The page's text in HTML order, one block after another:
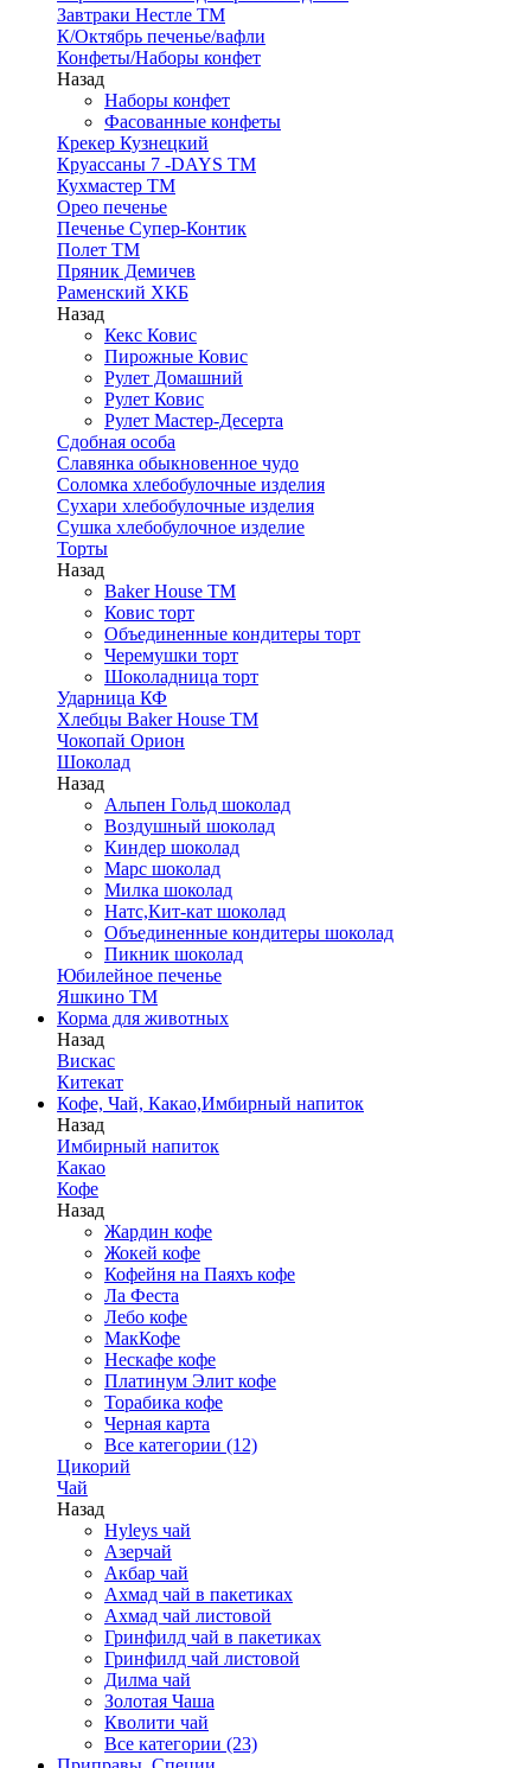
Завтраки Нестле ТМ
К/Октябрь печенье/вафли
Конфеты/Наборы конфет
Назад
Наборы конфет
Фасованные конфеты
Крекер Кузнецкий
Круассаны 7 -DAYS ТМ
Кухмастер ТМ
Орео печенье
Печенье Супер-Контик
Полет ТМ
Пряник Демичев
Раменский ХКБ
Назад
Кекс Ковис
Пирожные Ковис
Рулет Домашний
Рулет Ковис
Рулет Мастер-Десерта
Сдобная особа
Славянка обыкновенное чудо
Соломка хлебобулочные изделия
Сухари хлебобулочные изделия
Сушка хлебобулочное изделие
Торты
Назад
Baker House ТМ
Ковис торт
Объединенные кондитеры торт
Черемушки торт
Шоколадница торт
Ударница КФ
Хлебцы Baker House ТМ
Чокопай Орион
Шоколад
Назад
Альпен Гольд шоколад
Воздушный шоколад
Киндер шоколад
Марс шоколад
Милка шоколад
Натс,Кит-кат шоколад
Объединенные кондитеры шоколад
Пикник шоколад
Юбилейное печенье
Яшкино ТМ
Корма для животных
Назад
Вискас
Китекат
Кофе, Чай, Какао,Имбирный напиток
Назад
Имбирный напиток
Какао
Кофе
Назад
Жардин кофе
Жокей кофе
Кофейня на Паяхъ кофе
Ла Феста
Лебо кофе
МакКофе
Нескафе кофе
Платинум Элит кофе
Торабика кофе
Черная карта
Все категории (12)
Цикорий
Чай
Назад
Hyleys чай
Азерчай
Акбар чай
Ахмад чай в пакетиках
Ахмад чай листовой
Гринфилд чай в пакетиках
Гринфилд чай листовой
Дилма чай
Золотая Чаша
Кволити чай
Все категории (23)